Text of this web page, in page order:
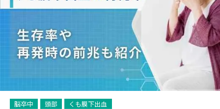
脳卒中 頭部 くも膜下出血